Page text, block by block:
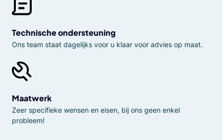
Technische ondersteuning
Ons team staat dagelijks voor u klaar voor advies op maat.
Maatwerk
Zeer specifieke wensen en eisen, bij ons geen enkel
probleem!